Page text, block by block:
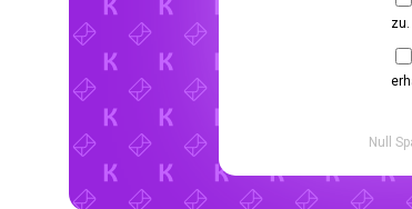
zu.
Null